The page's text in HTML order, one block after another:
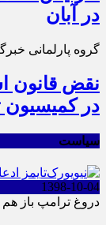
در آبان
گروه پارلمانی
نقض قانون
در کمیسیون
سیاست
1398-10-04
دروغ ترامپ باز